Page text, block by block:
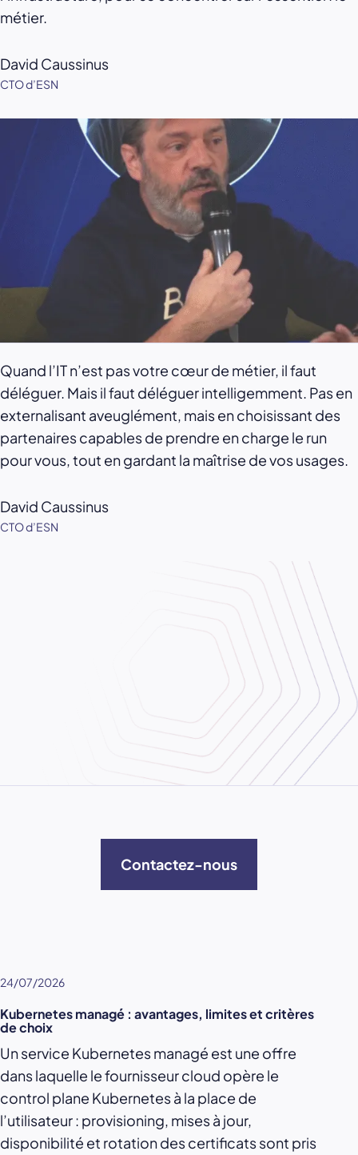
métier.
David Caussinus
CTO d’ESN
Quand l’IT n’est pas votre cœur de métier, il faut
déléguer. Mais il faut déléguer intelligemment. Pas en
externalisant aveuglément, mais en choisissant des
partenaires capables de prendre en charge le run
pour vous, tout en gardant la maîtrise de vos usages.
David Caussinus
CTO d’ESN
Contactez-nous
24/07/2026
Kubernetes managé : avantages, limites et critères
de choix
Un service Kubernetes managé est une offre
dans laquelle le fournisseur cloud opère le
control plane Kubernetes à la place de
l’utilisateur : provisioning, mises à jour,
disponibilité et rotation des certificats sont pris